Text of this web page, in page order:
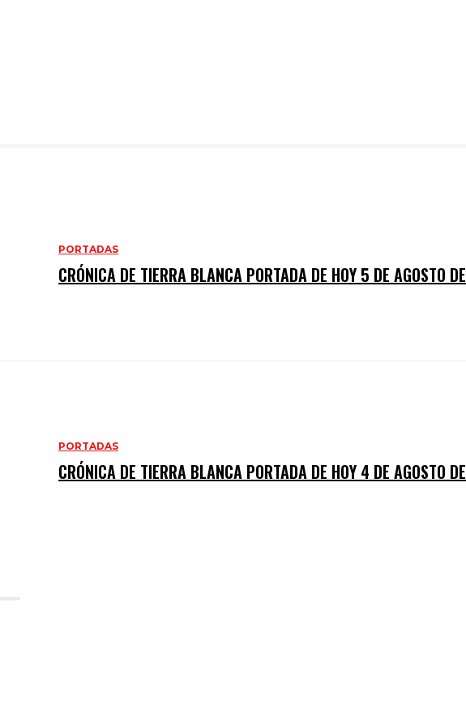
PORTADAS
CRÓNICA DE TIERRA BLANCA PORTADA DE HOY 5 DE AGOSTO
PORTADAS
CRÓNICA DE TIERRA BLANCA PORTADA DE HOY 4 DE AGOSTO